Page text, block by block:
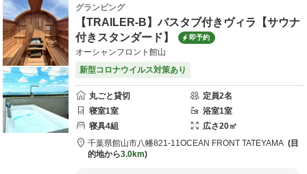
グランピング
【TRAILER-B】バスタブ付きヴィラ【サウナ
付きスタンダード】
即予約
オーシャンフロント館山
新型コロナウイルス対策あり
丸ごと貸切 定員2名
寝室1室 浴室1室
寝具4組 広さ20㎡
千葉県館山市八幡821-11OCEAN FRONT TATEYAMA
目
的地から3.0km